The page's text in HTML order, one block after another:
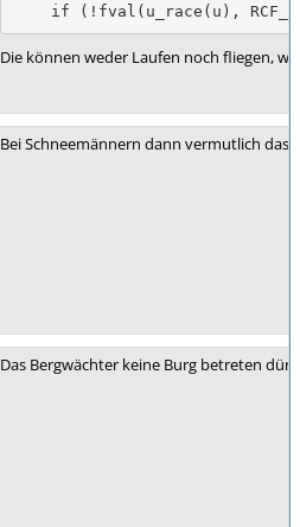
if (!fval(u_race(u),
Die können weder Laufen noch fliegen,
Bei Schneemännern dann vermutlich das
Das Bergwächter keine Burg betreten